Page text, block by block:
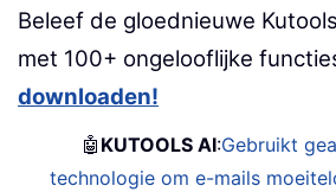
Beleef de gloednieuwe
met 100+ ongelooflijke
downloaden!
🤖 KUTOOLS AI:Gebruikt
technologie om e-mails